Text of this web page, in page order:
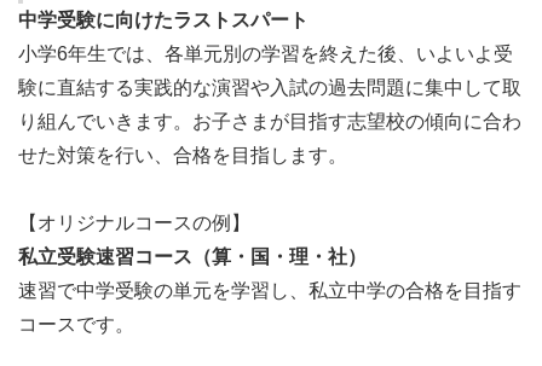
中学受験に向けたラストスパート
小学6年生では、各単元別の学習を終えた後、いよいよ受
験に直結する実践的な演習や入試の過去問題に集中して取
り組んでいきます。お子さまが目指す志望校の傾向に合わ
せた対策を行い、合格を目指します。
【オリジナルコースの例】
私立受験速習コース（算・国・理・社）
速習で中学受験の単元を学習し、私立中学の合格を目指す
コースです。